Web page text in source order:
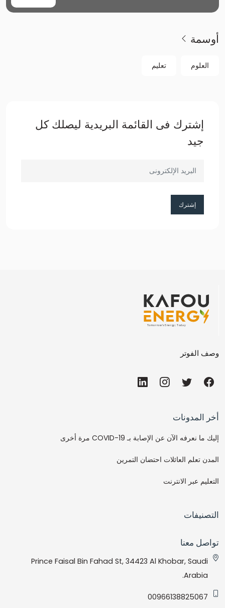
أوسمة
العلوم تعليم
إشترك فى القائمة البريدية ليصلك كل
جيد
إشترك
وصف الفوتر
أخر المدونات
إليك ما نعرفه الآن عن الإصابة بـ COVID-19 مرة أخرى
المدن تعلم العائلات احتضان التمرين
التعليم عبر الانترنت
التصنيفات
تواصل معنا
Prince Faisal Bin Fahad St, 34423 Al Khobar, Saudi
Arabia.
00966138825067